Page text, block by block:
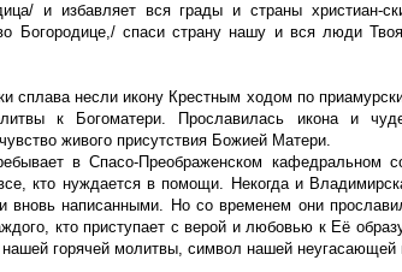
и избавляет вся грады и страны христиан-
Богородице,/ спаси страну нашу и вся люди
сплава несли икону Крестным ходом по
к Богоматери. Прославилась икона и
живого присутствия Божией Матери.
в Спасо-Преображенском кафедральном
кто нуждается в помощи. Некогда и
написанными. Но со временем они
кто приступает с верой и любовью к Её
нашей горячей молитвы, символ нашей неугасающей